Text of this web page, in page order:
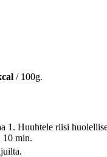
/ 100g.
Huuhtele riisi
10 min.